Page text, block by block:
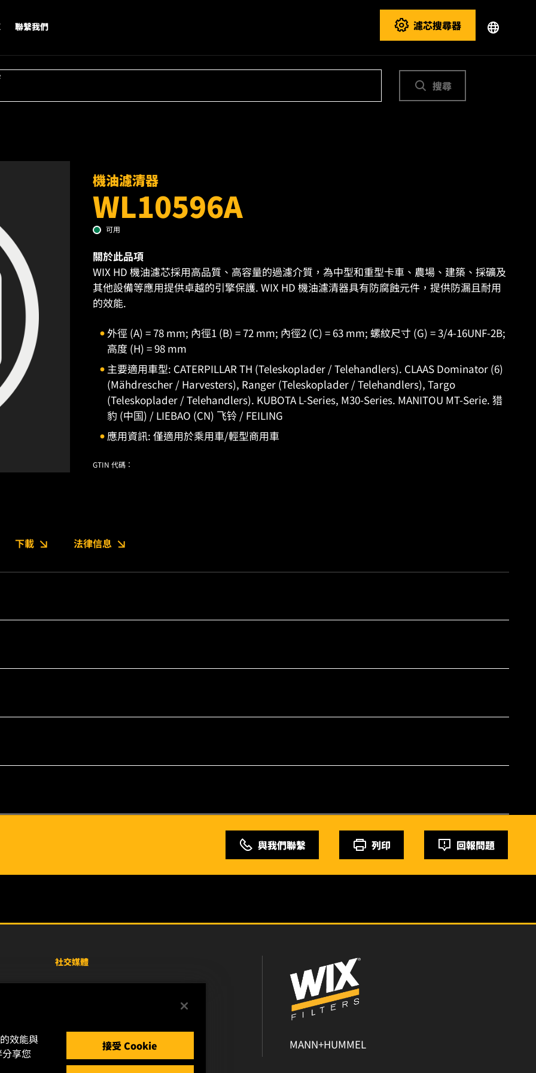
聯繫我們 濾芯搜尋器
搜尋
機油濾清器
WL10596A
可用
關於此品項
WIX HD 機油濾芯採用高品質、高容量的過濾介質，為中型和重型卡車、農場、建築、採礦及
其他設備等應用提供卓越的引擎保護. WIX HD 機油濾清器具有防腐蝕元件，提供防漏且耐用
的效能.
外徑 (A) = 78 mm; 內徑1 (B) = 72 mm; 內徑2 (C) = 63 mm; 螺紋尺寸 (G) = 3/4-16UNF-2B;
高度 (H) = 98 mm
主要適用車型: CATERPILLAR TH (Teleskoplader / Telehandlers). CLAAS Dominator (6)
(Mähdrescher / Harvesters), Ranger (Teleskoplader / Telehandlers), Targo
(Teleskoplader / Telehandlers). KUBOTA L-Series, M30-Series. MANITOU MT-Serie. 猎
豹 (中国) / LIEBAO (CN) 飞铃 / FEILING
應用資訊: 僅適用於乘用車/輕型商用車
GTIN 代碼：
下載 法律信息
與我們聯繫 列印 回報問題
社交媒體
YouTube
MANN+HUMMEL
效能與
享您
接受 Cookie